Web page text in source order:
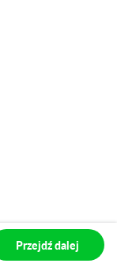
Przejdź dalej